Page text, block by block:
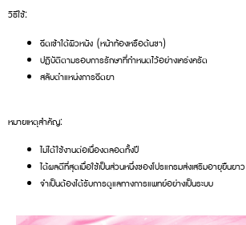
วิธีใช้:
ฉีดเข้าใต้ผิวหนัง (หน้าท้องหรือต้นขา)
ปฏิบัติตามรอบการรักษาที่กำหนดไว้อย่างเคร่งครัด
สลับตำแหน่งการฉีดยา
หมายเหตุสำคัญ:
ไม่ได้ใช้งานต่อเนื่องตลอดทั้งปี
ได้ผลดีที่สุดเมื่อใช้เป็นส่วนหนึ่งของโปรแกรมส่งเสริมอายุยืนยาว
จำเป็นต้องได้รับการดูแลทางการแพทย์อย่างเป็นระบบ